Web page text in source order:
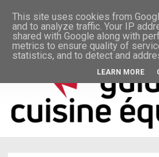
This site uses cookies from
and to analyze traffic. Your IP
shared with Google along with
metrics to ensure quality of
statistics, and to detect and
LEARN MORE